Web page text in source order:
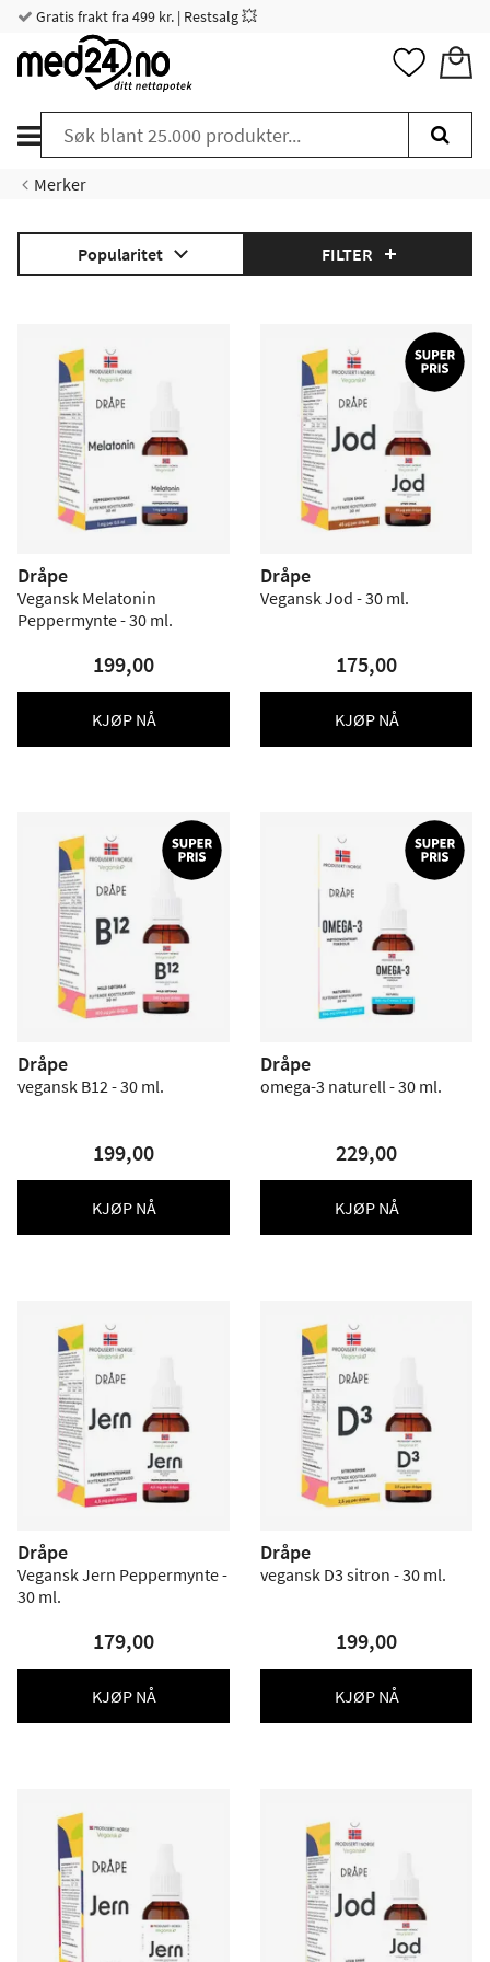
Gratis frakt fra 499 kr. | Restsalg 💥
Merker
Popularitet FILTER
Dråpe
Vegansk Melatonin
Peppermynte - 30 ml.
199,00
KJØP NÅ
Dråpe
Vegansk Jod - 30 ml.
175,00
KJØP NÅ
Dråpe
vegansk B12 - 30 ml.
199,00
KJØP NÅ
Dråpe
omega-3 naturell - 30 ml.
229,00
KJØP NÅ
Dråpe
Vegansk Jern Peppermynte -
30 ml.
179,00
KJØP NÅ
Dråpe
vegansk D3 sitron - 30 ml.
199,00
KJØP NÅ